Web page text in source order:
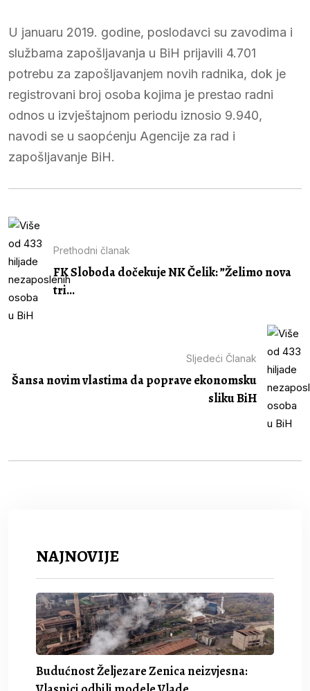
U januaru 2019. godine, poslodavci su zavodima i
službama zapošljavanja u BiH prijavili 4.701
potrebu za zapošljavanjem novih radnika, dok je
registrovani broj osoba kojima je prestao radni
odnos u izvještajnom periodu iznosio 9.940,
navodi se u saopćenju Agencije za rad i
zapošljavanje BiH.
Prethodni članak
FK Sloboda dočekuje NK Čelik: ”Želimo nova
tri...
Sljedeći Članak
Šansa novim vlastima da poprave ekonomsku
sliku BiH
NAJNOVIJE
Budućnost Željezare Zenica neizvjesna: